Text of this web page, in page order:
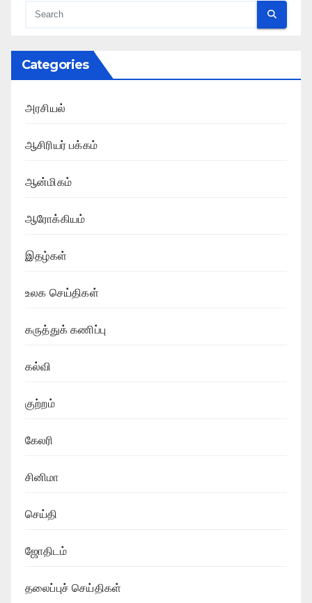
Categories
அரசியல்
ஆசிரியர் பக்கம்
ஆன்மிகம்
ஆரோக்கியம்
இதழ்கள்
உலக செய்திகள்
கருத்துக் கணிப்பு
கல்வி
குற்றம்
கேலரி
சினிமா
செய்தி
ஜோதிடம்
தலைப்புச் செய்திகள்